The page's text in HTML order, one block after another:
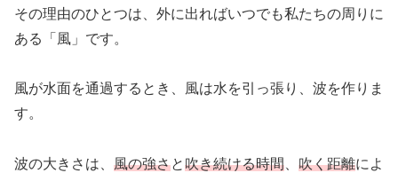
その理由のひとつは、外に出ればいつでも私たちの周りに
ある「風」です。
風が水面を通過するとき、風は水を引っ張り、波を作りま
す。
波の大きさは、 風の強さと吹き続ける時間 吹く距離によ